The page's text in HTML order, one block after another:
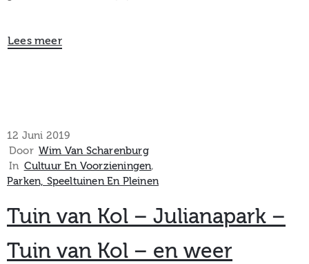
Lees meer
12 Juni 2019
Door Wim Van Scharenburg
In Cultuur En Voorzieningen‚
Parken, Speeltuinen En Pleinen
Tuin van Kol – Julianapark –
Tuin van Kol – en weer